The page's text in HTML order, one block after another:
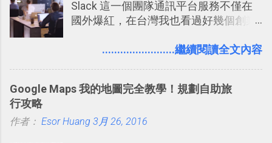
Slack 這一個團隊通訊平台服務不僅在
國外爆紅，在台灣我也看過好幾個創業
理，到底 Slack 有什麼魅力？它是不是
有機會在一個專案合作中使用了 Slack
點： 1. 「 很有趣 」： Slack 裡擁有跟
........................繼續閱讀全文內容
Google Maps 我的地圖完全教學！規劃自助旅
行攻略
作者： Esor Huang 3月 26, 2016